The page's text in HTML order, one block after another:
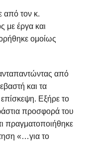
τον κ.
με έργα και
ομοίως
από
και τα
επίσκεψη. Εξήρε το
προσφορά του
πραγματοποιήθηκε
«…για το